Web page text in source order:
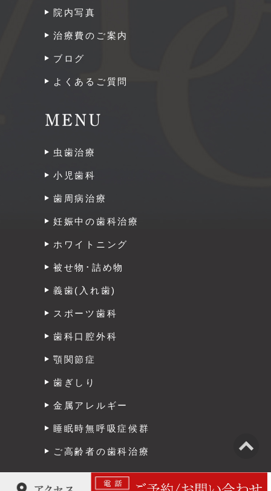
院内写真
治療費のご案内
ブログ
よくあるご質問
MENU
虫歯治療
小児歯科
歯周病治療
妊娠中の歯科治療
ホワイトニング
被せ物･詰め物
義歯(入れ歯)
スポーツ歯科
歯科口腔外科
顎関節症
歯ぎしり
金属アレルギー
睡眠時無呼吸症候群
ご高齢者の歯科治療